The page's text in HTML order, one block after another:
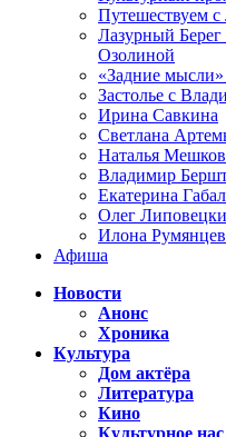
Путешествуем
Лазурный Берег
Озолиной
«Задние
Застолье с
Ирина Савкина
Светлана
Наталья
Владимир
Екатерина
Олег
Илона
Афиша
Новости
Анонс
Хроника
Культура
Дом актёра
Литература
Кино